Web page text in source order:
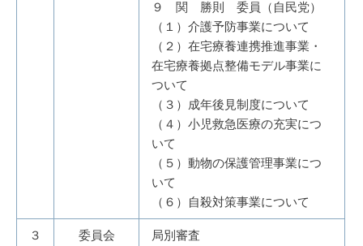
９ 関 勝則 委員（自民党）
（１）介護予防事業について
（２）在宅療養連携推進事業・
在宅療養拠点整備モデル事業に
ついて
（３）成年後見制度について
（４）小児救急医療の充実につ
いて
（５）動物の保護管理事業につ
いて
（６）自殺対策事業について
３
委員会
局別審査